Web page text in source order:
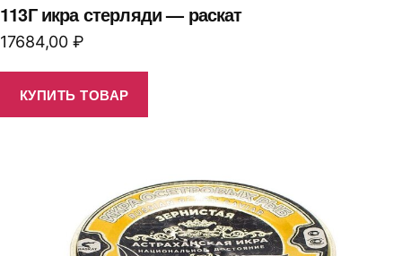
113Г икра стерляди — раскат
17684,00 ₽
КУПИТЬ ТОВАР